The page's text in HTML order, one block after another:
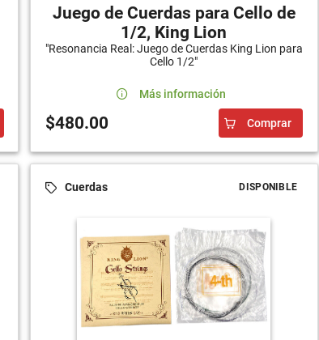
Juego de Cuerdas para Cello de
1/2, King Lion
"Resonancia Real: Juego de Cuerdas King Lion para
Cello 1/2"
Más información
$480.00 Comprar
Cuerdas DISPONIBLE